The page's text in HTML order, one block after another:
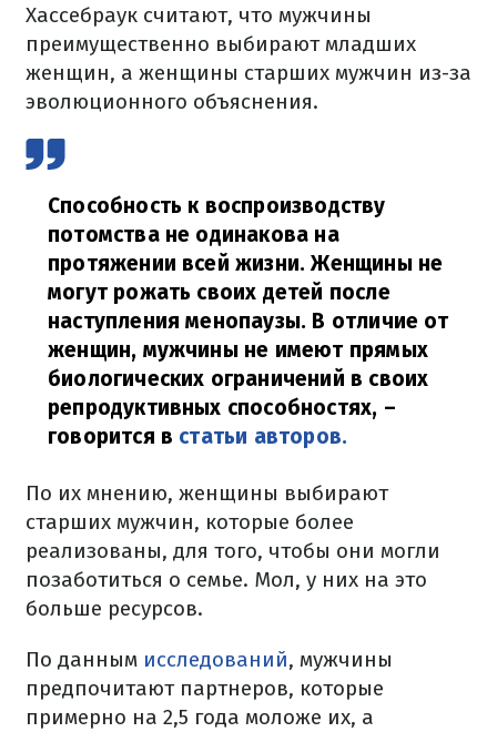
Хассебраук считают, что мужчины
преимущественно выбирают младших
женщин, а женщины старших мужчин из-за
эволюционного объяснения.
Способность к воспроизводству
потомства не одинакова на
протяжении всей жизни. Женщины не
могут рожать своих детей после
наступления менопаузы. В отличие от
женщин, мужчины не имеют прямых
биологических ограничений в своих
репродуктивных способностях, –
говорится в статьи авторов.
По их мнению, женщины выбирают
старших мужчин, которые более
реализованы, для того, чтобы они могли
позаботиться о семье. Мол, у них на это
больше ресурсов.
По данным исследований, мужчины
предпочитают партнеров, которые
примерно на 2,5 года моложе их, а